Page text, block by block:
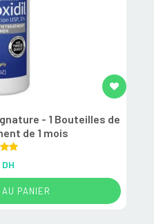
- 1 Bouteilles de
de 1 mois
5
PANIER